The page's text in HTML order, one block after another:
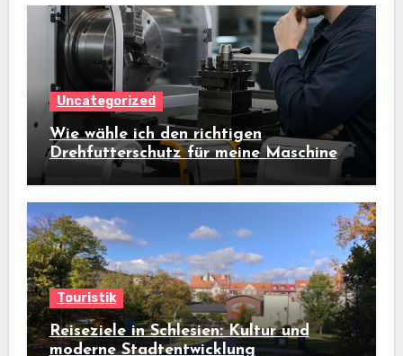
Uncategorized
Wie wähle ich den richtigen
Drehfutterschutz für meine Maschine
Touristik
Reiseziele in Schlesien: Kultur und
moderne Stadtentwicklung